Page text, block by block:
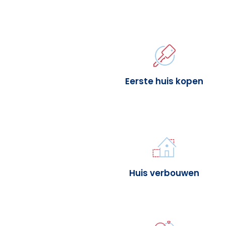
Eerste huis kopen
Huis verbouwen